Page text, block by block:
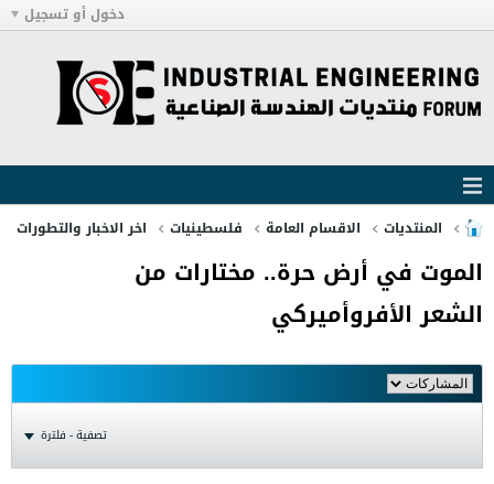
دخول أو تسجيل
المنتديات الاقسام العامة فلسطينيات اخر الاخبار والتطورات
الموت في أرض حرة.. مختارات من
الشعر الأفروأميركي
تصفية - فلترة